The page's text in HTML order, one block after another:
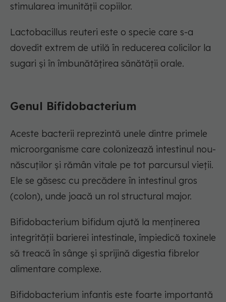
stimularea imunității copiilor.
Lactobacillus reuteri este o specie care s-a
dovedit extrem de utilă în reducerea colicilor la
sugari și în îmbunătățirea sănătății orale.
Genul Bifidobacterium
Aceste bacterii reprezintă unele dintre primele
microorganisme care colonizează intestinul nou-
născuților și rămân vitale pe tot parcursul vieții.
Ele se găsesc cu precădere în intestinul gros
(colon), unde joacă un rol structural major.
Bifidobacterium bifidum ajută la menținerea
integrității barierei intestinale, împiedică toxinele
să treacă în sânge și sprijină digestia fibrelor
alimentare complexe.
Bifidobacterium infantis este foarte importantă